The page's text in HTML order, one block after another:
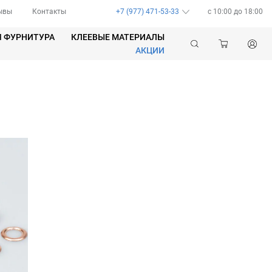
Контакты +7 (977) 471-53-33 c 10:00 до 18:00
ФУРНИТУРА
КЛЕЕВЫЕ МАТЕРИАЛЫ
АКЦИИ